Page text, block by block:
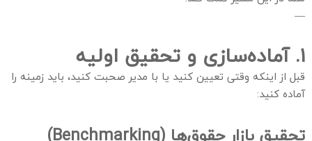
—
۱. آماده‌سازی و تحقیق اولیه
قبل از اینکه وقتی تعیین کنید یا با مدیر صحبت کنید، باید زمینه را
آماده کنید:
تحقیق بازار حقوق‌ها (Benchmarking)